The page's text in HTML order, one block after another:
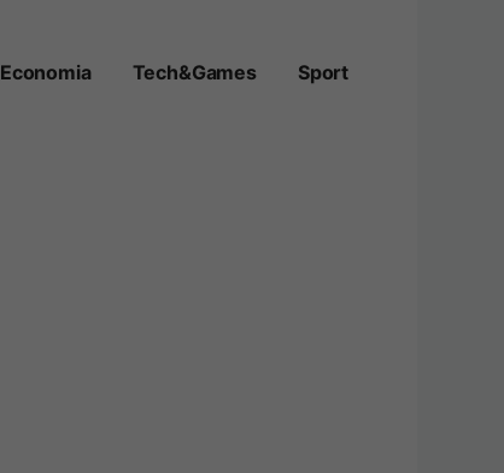
Economia Tech&Games Sport